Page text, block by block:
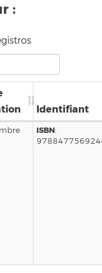
:
Identifiant
ISBN: